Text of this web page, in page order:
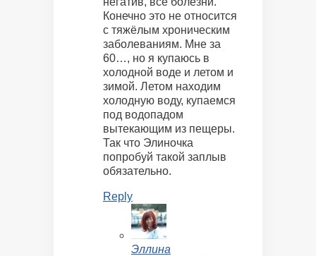
Конечно это не относится
с тяжёлым хроническим
заболеваниям. Мне за
60…, но я купаюсь в
холодной воде и летом и
зимой. Летом находим
холодную воду, купаемся
под водопадом
вытекающим из пещеры.
Так что Элиночка
попробуй такой заплыв
обязательно.
Reply
Эллина